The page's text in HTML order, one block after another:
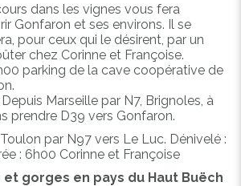
dans les vignes vous fera
Gonfaron et ses environs. Il se
pour ceux qui le désirent, par un
chez Corinne et Françoise.
parking de la cave coopérative de
Marseille par N7, Brignoles, à
prendre D39 vers Gonfaron.
par N97 vers Le Luc. Dénivelé :
: 6h00 Corinne et Françoise
et gorges en pays du Haut Buëch